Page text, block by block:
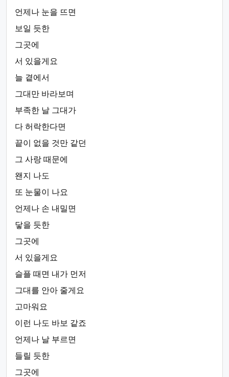
언제나 눈을 뜨면
보일 듯한
그곳에
서 있을게요
늘 곁에서
그대만 바라보며
부족한 날 그대가
다 허락한다면
끝이 없을 것만 같던
그 사랑 때문에
왠지 나도
또 눈물이 나요
언제나 손 내밀면
닿을 듯한
그곳에
서 있을게요
슬플 때면 내가 먼저
그대를 안아 줄게요
고마워요
이런 나도 바보 같죠
언제나 날 부르면
들릴 듯한
그곳에